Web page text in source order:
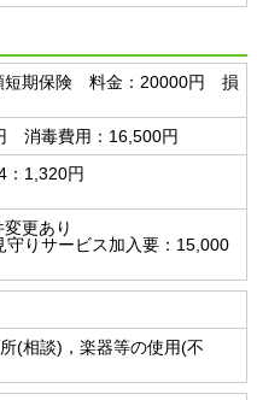
短期保険 料金：20000円 損
消毒費用：16,500円
：1,320円
更あり
りサービス加入要：15,000
(相談)，楽器等の使用(不